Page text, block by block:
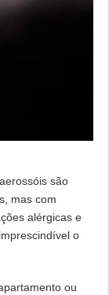
são
mas com
alérgicas e
o
ou